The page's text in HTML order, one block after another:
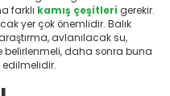
farklı kamış çeşitleri gerekir.
yer çok önemlidir. Balık
avlanılacak su,
belirlenmeli, daha sonra buna